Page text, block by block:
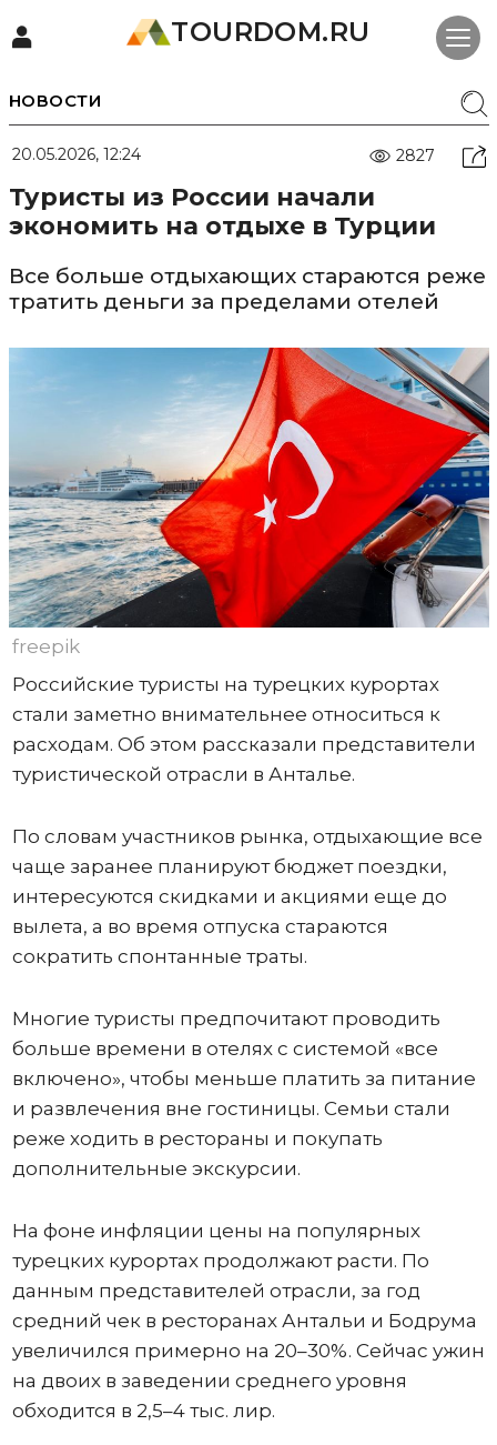
TOURDOM.RU
НОВОСТИ
20.05.2026, 12:24 2827
Туристы из России начали
экономить на отдыхе в Турции
Все больше отдыхающих стараются реже
тратить деньги за пределами отелей
freepik
Российские туристы на турецких курортах
стали заметно внимательнее относиться к
расходам. Об этом рассказали представители
туристической отрасли в Анталье.
По словам участников рынка, отдыхающие все
чаще заранее планируют бюджет поездки,
интересуются скидками и акциями еще до
вылета, а во время отпуска стараются
сократить спонтанные траты.
Многие туристы предпочитают проводить
больше времени в отелях с системой «все
включено», чтобы меньше платить за питание
и развлечения вне гостиницы. Семьи стали
реже ходить в рестораны и покупать
дополнительные экскурсии.
На фоне инфляции цены на популярных
турецких курортах продолжают расти. По
данным представителей отрасли, за год
средний чек в ресторанах Антальи и Бодрума
увеличился примерно на 20–30%. Сейчас ужин
на двоих в заведении среднего уровня
обходится в 2,5–4 тыс. лир.